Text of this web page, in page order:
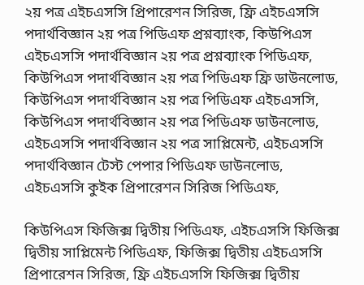
২য় পত্র এইচএসসি প্রিপারেশন সিরিজ, ফ্রি এইচএসসি
পদার্থবিজ্ঞান ২য় পত্র পিডিএফ প্রশ্নব্যাংক, কিউপিএস
এইচএসসি পদার্থবিজ্ঞান ২য় পত্র প্রশ্নব্যাংক পিডিএফ,
কিউপিএস পদার্থবিজ্ঞান ২য় পত্র পিডিএফ ফ্রি ডাউনলোড,
কিউপিএস পদার্থবিজ্ঞান ২য় পত্র পিডিএফ এইচএসসি,
কিউপিএস পদার্থবিজ্ঞান ২য় পত্র পিডিএফ ডাউনলোড,
এইচএসসি পদার্থবিজ্ঞান ২য় পত্র সাপ্লিমেন্ট, এইচএসসি
পদার্থবিজ্ঞান টেস্ট পেপার পিডিএফ ডাউনলোড,
এইচএসসি কুইক প্রিপারেশন সিরিজ পিডিএফ,
কিউপিএস ফিজিক্স দ্বিতীয় পিডিএফ, এইচএসসি ফিজিক্স
দ্বিতীয় সাপ্লিমেন্ট পিডিএফ, ফিজিক্স দ্বিতীয় এইচএসসি
প্রিপারেশন সিরিজ, ফ্রি এইচএসসি ফিজিক্স দ্বিতীয়